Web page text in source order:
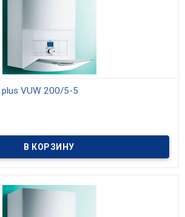
VUW 200/5-5
воды. Модулирующая горелка, диапазон
100%. Встроенное управление температурой